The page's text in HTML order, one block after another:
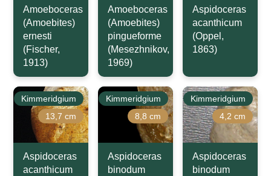
Amoeboceras
(Amoebites)
ernesti
(Fischer,
1913)
Amoeboceras
(Amoebites)
pingueforme
(Mesezhnikov,
1969)
Aspidoceras
acanthicum
(Oppel,
1863)
Kimmeridgium
13,7 cm
Aspidoceras
acanthicum
Kimmeridgium
8,8 cm
Aspidoceras
binodum
Kimmeridgium
4,2 cm
Aspidoceras
binodum